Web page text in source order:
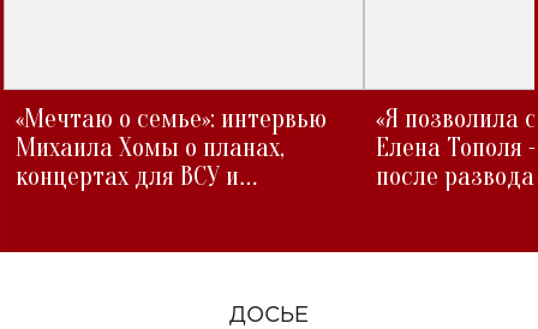
«Мечтаю о семье»: интервью
Михаила Хомы о планах,
концертах для ВСУ и
«Я позволила
Елена Тополя
после развода
ДОСЬЕ